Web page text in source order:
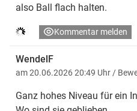
also Ball flach halten.
Kommentar melden
WendelF
am 20.06.2026 20:49 Uhr/
Ganz hohes Niveau für ein